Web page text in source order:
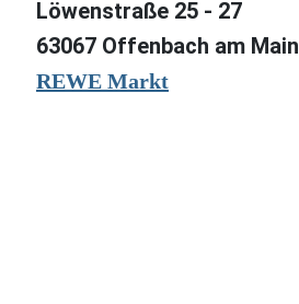
Löwenstraße 25 - 27
63067 Offenbach am Main
REWE Markt